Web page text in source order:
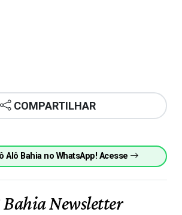
COMPARTILHAR
Alô Bahia no WhatsApp! Acesse
Newsletter